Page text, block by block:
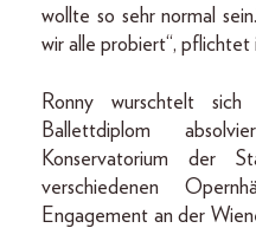
wollte so sehr normal
wir alle probiert“, pflichtet
Ronny wurschtelt
Ballettdiplom
Konservatorium der
verschiedenen
Engagement an der